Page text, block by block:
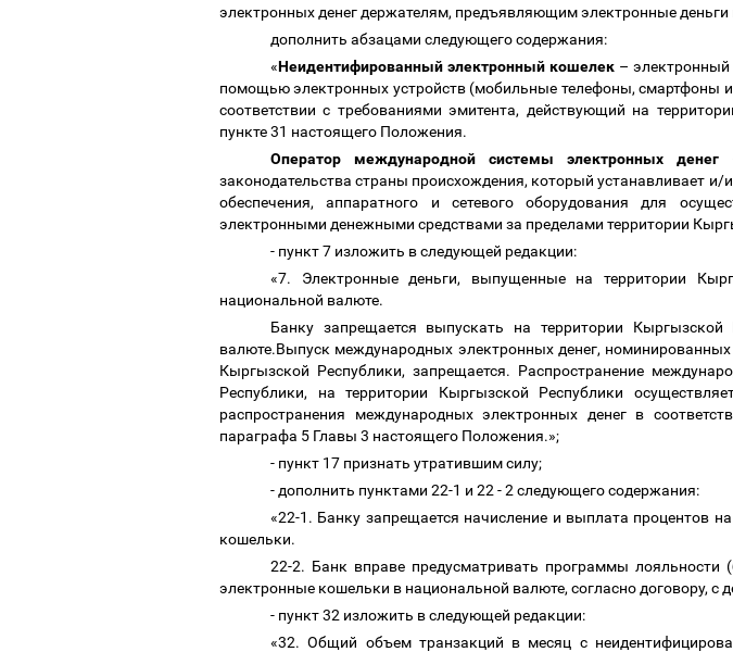
электронных денег держателям, предъявляющим электронные
дополнить абзацами следующего содержания:
«Неидентифированный электронный кошелек –
помощью электронных устройств (мобильные телефоны, смартфоны
соответствии с требованиями эмитента, действующий на
пункте 31 настоящего Положения.
Оператор международной системы электронных денег
законодательства страны происхождения, который устанавливает
обеспечения, аппаратного и сетевого оборудования для
электронными денежными средствами за пределами территории
- пункт 7 изложить в следующей редакции:
«7. Электронные деньги, выпущенные на территории
национальной валюте.
Банку запрещается выпускать на территории
валюте.Выпуск международных электронных денег,
Кыргызской Республики, запрещается. Распространение
Республики, на территории Кыргызской Республики
распространения международных электронных денег в
параграфа 5 Главы 3 настоящего Положения.»;
- пункт 17 признать утратившим силу;
- дополнить пунктами 22-1 и 22 - 2 следующего содержания:
«22-1. Банку запрещается начисление и выплата процентов
кошельки.
22-2. Банк вправе предусматривать программы
электронные кошельки в национальной валюте, согласно договору,
- пункт 32 изложить в следующей редакции:
«32. Общий объем транзакций в месяц с